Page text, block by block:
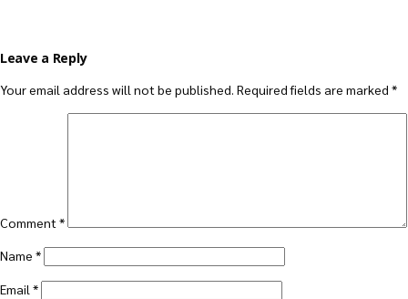
Leave a Reply
Your email address will not be published. Required fields are marked *
Comment *
Name *
Email *